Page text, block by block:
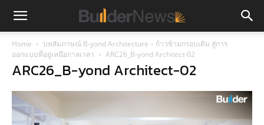
Home
บทสัมภาษณ์ B-yond Architecture – ก้าวข้ามกรอบเดิม สู่การ
ออกแบบที่อยู่เหนือกาลเวลา
ARC26_B-yond Architect-02
ARC26_B-yond Architect-02